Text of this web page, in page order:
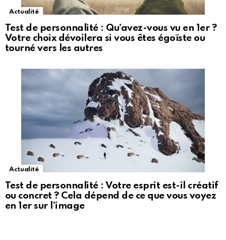
Actualité
Test de personnalité : Qu’avez-vous vu en 1er ?
Votre choix dévoilera si vous êtes égoïste ou
tourné vers les autres
Actualité
Test de personnalité : Votre esprit est-il créatif
ou concret ? Cela dépend de ce que vous voyez
en 1er sur l’image